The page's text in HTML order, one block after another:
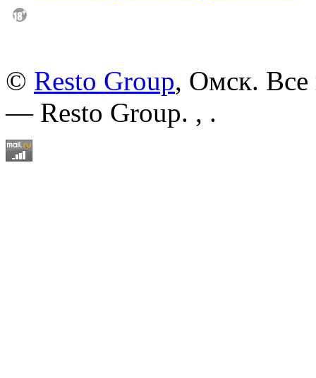
© Resto Group, Омск. Все
— Resto Group. , .